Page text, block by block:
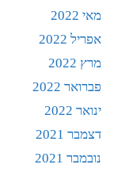
מאי 2022
אפריל 2022
מרץ 2022
פברואר 2022
ינואר 2022
דצמבר 2021
נובמבר 2021